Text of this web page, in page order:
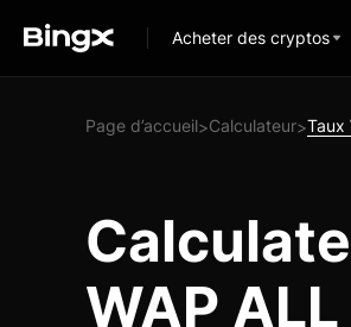
Acheter des cryptos
Page d’accueil>Calculateur>Taux
WAP